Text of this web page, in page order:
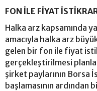
FON İLE FİYAT
Halka arz kapsamında
amacıyla halka arz
gelen bir fon ile fiyat
gerçekleştirilmesi
şirket paylarının Borsa
başlamasının ardından